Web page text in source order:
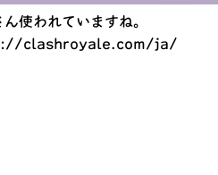
ん使われていますね。
clashroyale.com/ja/